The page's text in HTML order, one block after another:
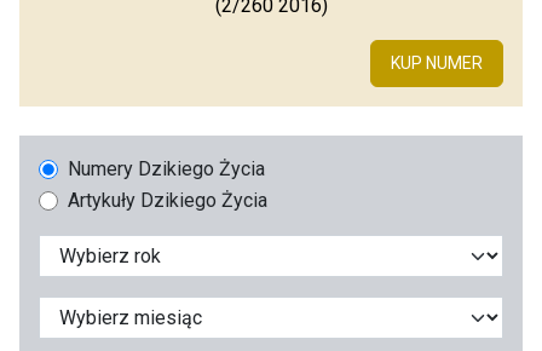
(2/260 2016)
KUP NUMER
Numery Dzikiego Życia
Artykuły Dzikiego Życia